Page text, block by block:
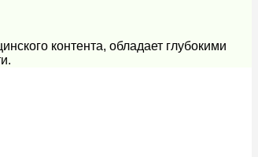
контента, обладает глубокими